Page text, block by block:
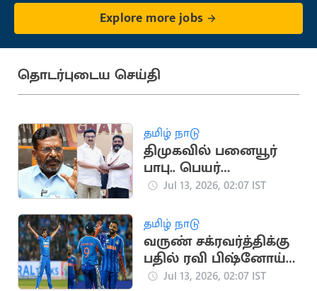
Explore more jobs
தொடர்புடைய செய்தி
தமிழ் நாடு
திமுகவில் பனையூர்
பாபு.. பெயர்
குறிப்பிடாமல் திருமா
Jul 13, 2026, 02:07 IST
தமிழ் நாடு
வருண் சக்ரவர்த்திக்கு
பதில் ரவி பிஷ்னோய்:
ஜிம்பாப்வே டி20
Jul 13, 2026, 02:07 IST